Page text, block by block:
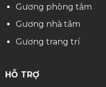
Gương phòng tắm
Gương nhà tắm
Gương trang trí
HỖ TRỢ